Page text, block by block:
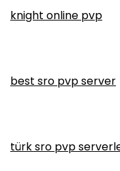
knight online pvp
best sro pvp server
türk sro pvp